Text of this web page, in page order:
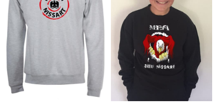
Sweat-Shirt à capuche
Sweat Shirt
Sweat-Shirt à capuche